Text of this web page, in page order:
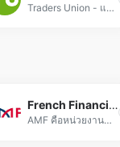
Traders Union - แพลตฟอร์มการศึกษาตลาด Forex อันดับหนึ่ง สำหรับเทรดเดอร์ทุกระดับ พร้อมบทวิเคราะห์และเครื่องมือเทรดครบวงจร
French Financial Markets Authority (AMF)
AMF คือหน่วยงานกำกับดูแลตลาดการเงินฝรั่งเศส ควบคุมบริการด้านการเงิน ปกป้องนักลงทุน และป้องกันการฟอกเงินตามกฎหมาย